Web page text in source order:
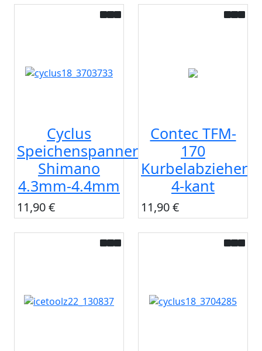
Cyclus
Speichenspanner
Shimano
4.3mm-4.4mm
11,90 €
Contec TFM-
170
Kurbelabzieher
4-kant
11,90 €